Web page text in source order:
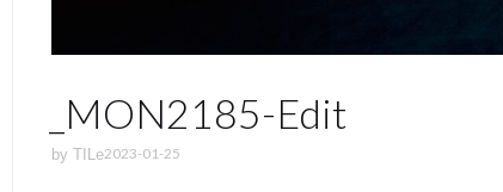
_MON2185-Edit
by TILe2023-01-25